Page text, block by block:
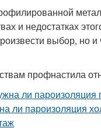
и недостатках
выбор, но
профнастила